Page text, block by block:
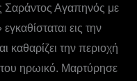
Σαράντος Αγαπηνός με
εις την
καθαρίζει την περιοχή
του ηρωικό. Μαρτύρησε